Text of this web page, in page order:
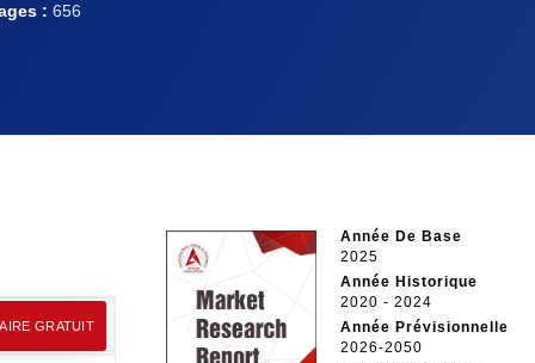
: 656
GRATUIT
Année De Base
2025
Année Historique
2020 - 2024
Année Prévisionnelle
2026-2050